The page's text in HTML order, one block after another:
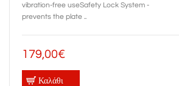
vibration-free useSafety Lock System -
prevents the plate ..
179,00€
Καλάθι